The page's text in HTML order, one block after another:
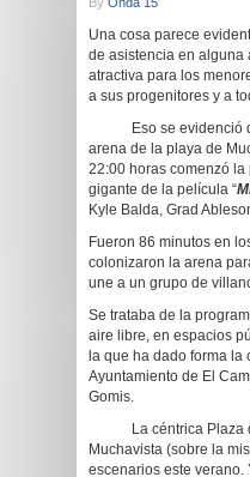
Una cosa parece
de asistencia en alguna
atractiva para los
a sus progenitores y a
Eso se evidenció
arena de la playa de
22:00 horas comenzó
gigante de la película “
Kyle Balda, Grad
Fueron 86 minutos en
colonizaron la arena
une a un grupo de
Se trataba de la
aire libre, en espacios
la que ha dado forma la
Ayuntamiento de El
Gomis.
La céntrica Plaza
Muchavista (sobre la
escenarios este verano.